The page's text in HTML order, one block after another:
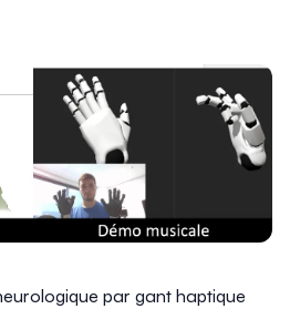
par gant haptique